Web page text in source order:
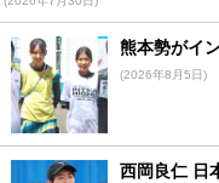
熊本勢がイ
(2026年8月5日)
西岡良仁 日